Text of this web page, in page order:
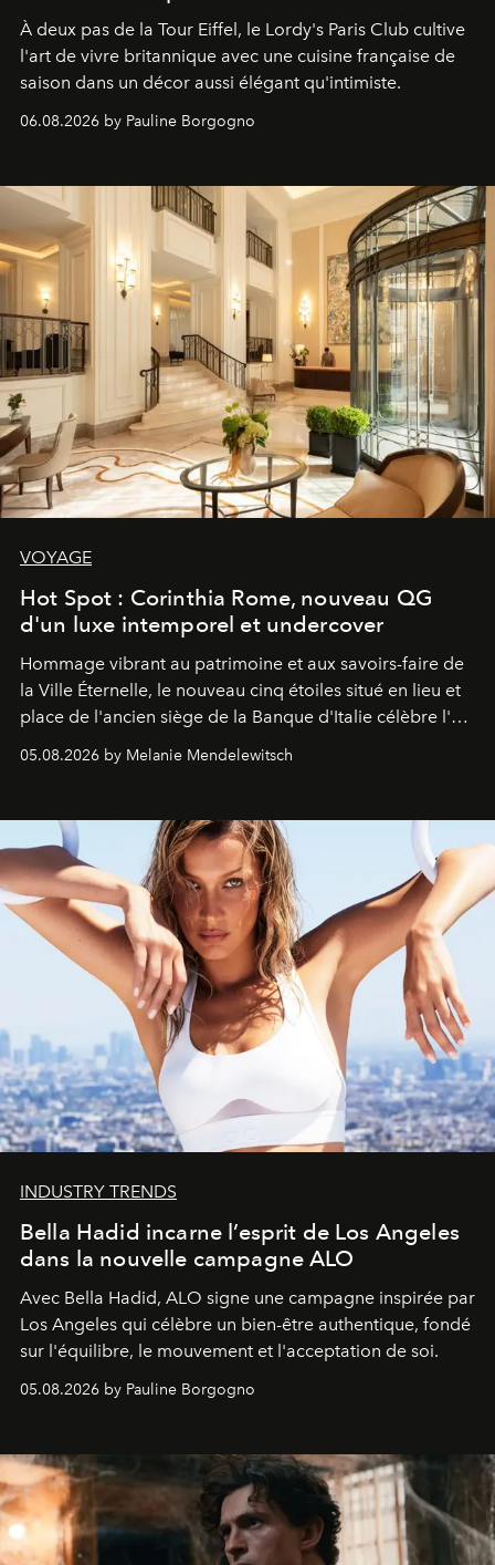
À deux pas de la Tour Eiffel, le Lordy's Paris Club cultive
l'art de vivre britannique avec une cuisine française de
saison dans un décor aussi élégant qu'intimiste.
06.08.2026 by Pauline Borgogno
VOYAGE
Hot Spot : Corinthia Rome, nouveau QG
d'un luxe intemporel et undercover
Hommage vibrant au patrimoine et aux savoirs-faire de
la Ville Éternelle, le nouveau cinq étoiles situé en lieu et
place de l'ancien siège de la Banque d'Italie célèbre l'art
de vivre Romain dans toute son élégance intemporelle.
05.08.2026 by Melanie Mendelewitsch
INDUSTRY TRENDS
Bella Hadid incarne l’esprit de Los Angeles
dans la nouvelle campagne ALO
Avec Bella Hadid, ALO signe une campagne inspirée par
Los Angeles qui célèbre un bien-être authentique, fondé
sur l'équilibre, le mouvement et l'acceptation de soi.
05.08.2026 by Pauline Borgogno